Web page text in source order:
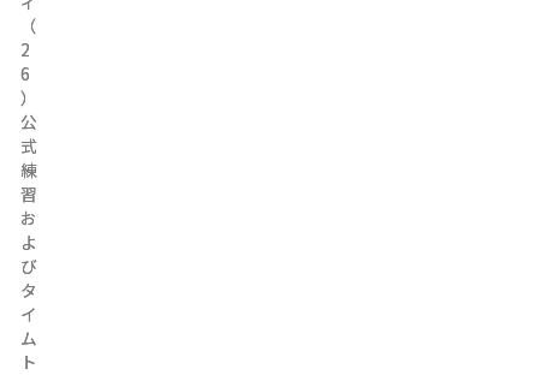
（
2
6
）
公
式
練
習
お
よ
び
タ
イ
ム
ト
（
2
6
）
公
式
練
習
お
よ
び
タ
イ
ム
ト